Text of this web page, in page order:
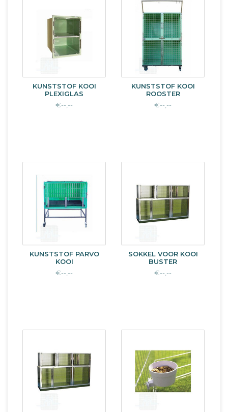
KUNSTSTOF KOOI
PLEXIGLAS
€--,--
KUNSTSTOF KOOI
ROOSTER
€--,--
KUNSTSTOF PARVO
KOOI
€--,--
SOKKEL VOOR KOOI
BUSTER
€--,--